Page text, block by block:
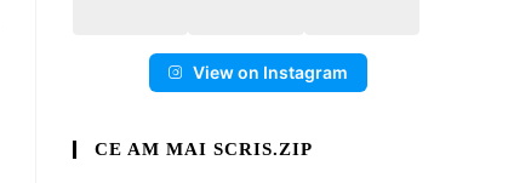
View on Instagram
CE AM MAI SCRIS.ZIP